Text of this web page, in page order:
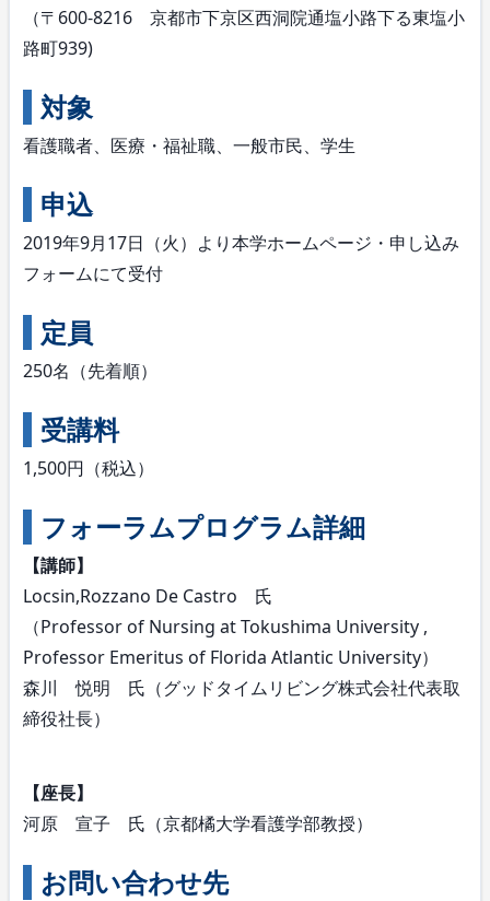
（〒600-8216 京都市下京区西洞院通塩小路下る東塩小
路町939)
対象
看護職者、医療・福祉職、一般市民、学生
申込
2019年9月17日（火）より本学ホームページ・申し込み
フォームにて受付
定員
250名（先着順）
受講料
1,500円（税込）
フォーラムプログラム詳細
【講師】
Locsin,Rozzano De Castro 氏
（Professor of Nursing at Tokushima University ,
Professor Emeritus of Florida Atlantic University）
森川 悦明 氏（グッドタイムリビング株式会社代表取
締役社長）
【座長】
河原 宣子 氏（京都橘大学看護学部教授）
お問い合わせ先